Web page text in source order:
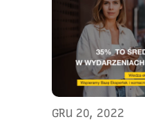
GRU 20, 2022